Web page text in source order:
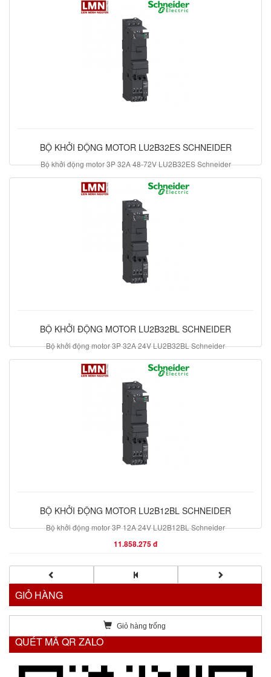
BỘ KHỞI ĐỘNG MOTOR LU2B32ES SCHNEIDER
Bộ khởi động motor 3P 32A 48-72V LU2B32ES Schneider
9.569.560 đ
BỘ KHỞI ĐỘNG MOTOR LU2B32BL SCHNEIDER
Bộ khởi động motor 3P 32A 24V LU2B32BL Schneider
13.384.800 đ
BỘ KHỞI ĐỘNG MOTOR LU2B12BL SCHNEIDER
Bộ khởi động motor 3P 12A 24V LU2B12BL Schneider
11.858.275 đ
GIỎ HÀNG
Giỏ hàng trống
QUÉT MÃ QR ZALO